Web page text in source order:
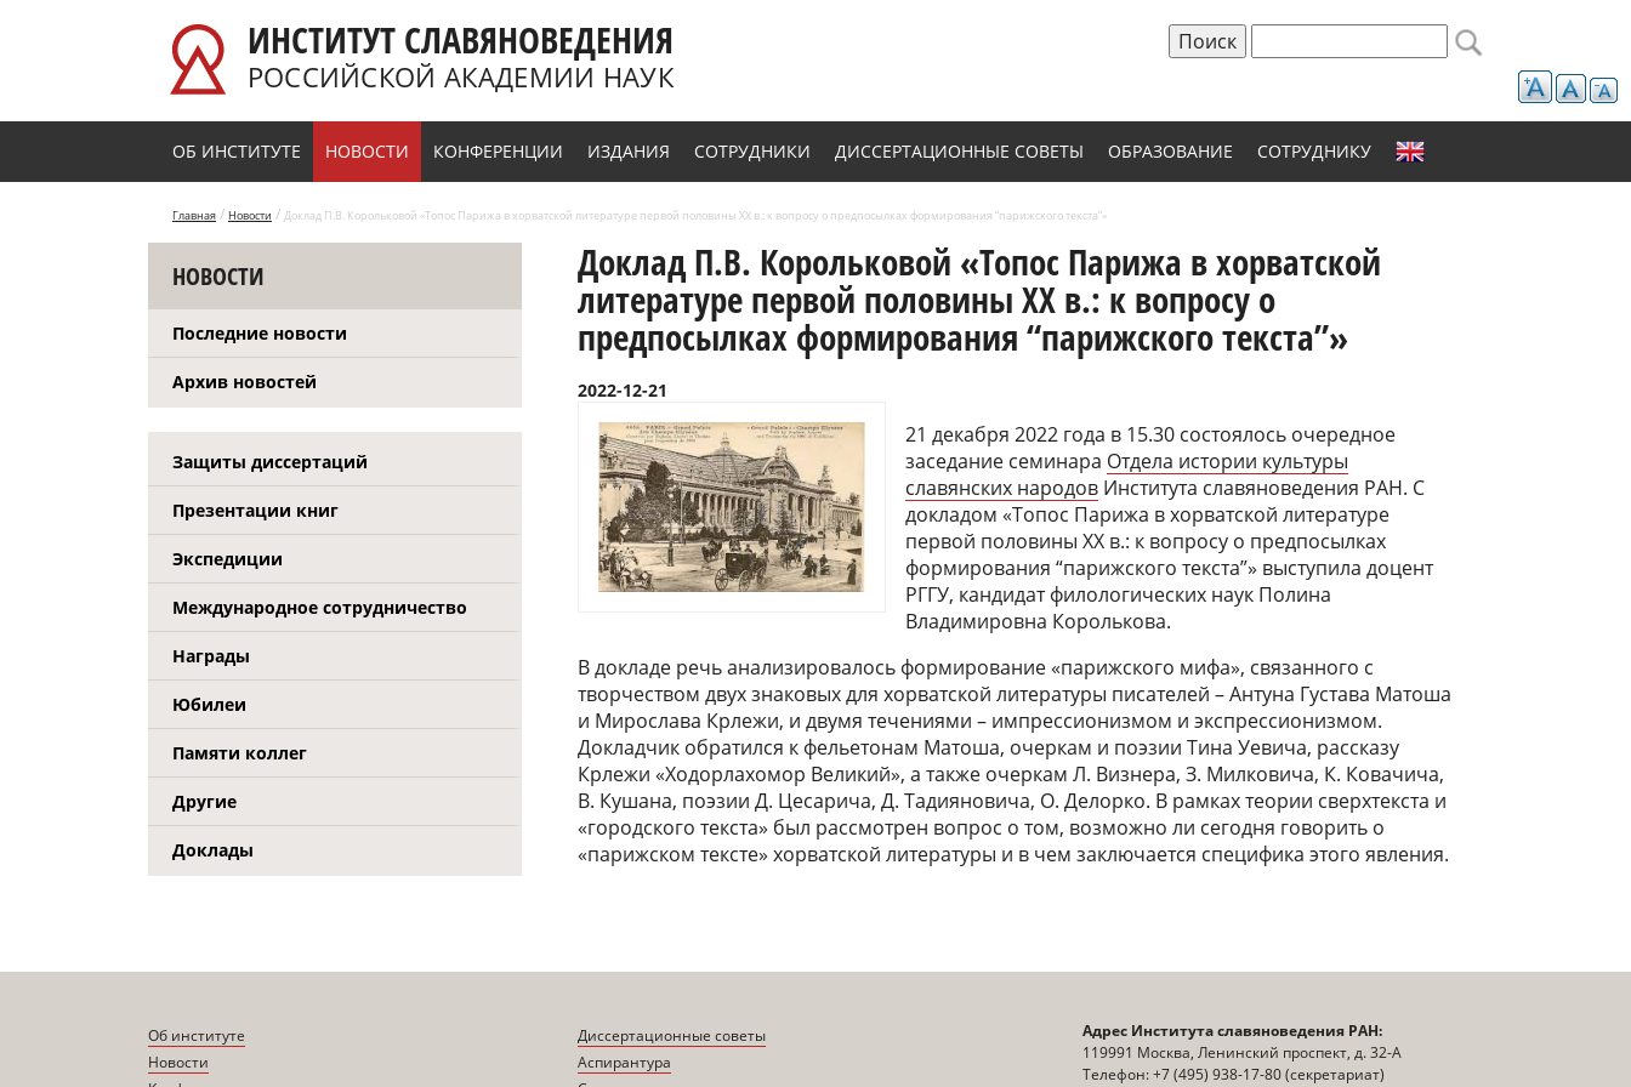
ИНСТИТУТ СЛАВЯНОВЕДЕНИЯ
РОССИЙСКОЙ АКАДЕМИИ НАУК Форма поиска
ОБ ИНСТИТУТЕ НОВОСТИ КОНФЕРЕНЦИИ ИЗДАНИЯ СОТРУДНИКИ ДИССЕРТАЦИОННЫЕ СОВЕТЫ ОБРАЗОВАНИЕ СОТРУДНИКУ
Главная / Новости / Доклад П.В. Корольковой «Топос Парижа в хорватской литературе первой половины ХХ в.: к вопросу о предпосылках формирования “парижского текста”»
НОВОСТИ
Последние новости
Архив новостей
Защиты диссертаций
Презентации книг
Экспедиции
Международное сотрудничество
Награды
Юбилеи
Памяти коллег
Другие
Доклады
Доклад П.В. Корольковой «Топос Парижа в хорватской
литературе первой половины ХХ в.: к вопросу о
предпосылках формирования “парижского текста”»
2022-12-21
21 декабря 2022 года в 15.30 состоялось очередное
заседание семинара Отдела истории культуры
славянских народов Института славяноведения РАН. С
докладом «Топос Парижа в хорватской литературе
первой половины ХХ в.: к вопросу о предпосылках
формирования “парижского текста”» выступила доцент
РГГУ, кандидат филологических наук Полина
Владимировна Королькова.
В докладе речь анализировалось формирование «парижского мифа», связанного с
творчеством двух знаковых для хорватской литературы писателей – Антуна Густава Матоша
и Мирослава Крлежи, и двумя течениями – импрессионизмом и экспрессионизмом.
Докладчик обратился к фельетонам Матоша, очеркам и поэзии Тина Уевича, рассказу
Крлежи «Ходорлахомор Великий», а также очеркам Л. Визнера, З. Милковича, К. Ковачича,
В. Кушана, поэзии Д. Цесарича, Д. Тадияновича, О. Делорко. В рамках теории сверхтекста и
«городского текста» был рассмотрен вопрос о том, возможно ли сегодня говорить о
«парижском тексте» хорватской литературы и в чем заключается специфика этого явления.
Об институте
Новости
Диссертационные советы
Аспирантура
Адрес Института славяноведения РАН:
119991 Москва, Ленинский проспект, д. 32-А
Телефон: +7 (495) 938-17-80 (секретариат)